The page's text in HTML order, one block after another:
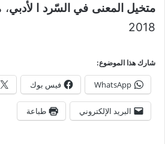
متخيل المعنى في السّرد ا لأدبي،
2018
شارك هذا الموضوع:
WhatsApp فيس بوك
البريد الإلكتروني طباعة